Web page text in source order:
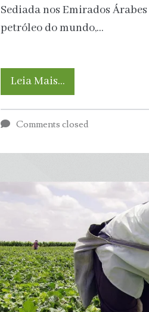
Sediada nos Emirados
petróleo do mundo,…
Leia Mais…Ambientalistas
denunciam
de
lobistas
de
combustíveis
fósseis
Comments closed